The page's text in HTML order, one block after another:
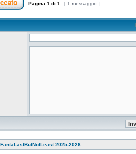
Pagina 1 di 1 [ 1 messaggio ]
FantaLastButNotLeast 2025-2026